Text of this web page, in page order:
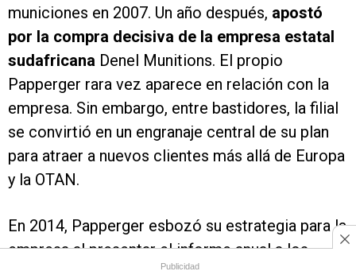
municiones en 2007. Un año después, apostó
por la compra decisiva de la empresa estatal
sudafricana Denel Munitions. El propio
Papperger rara vez aparece en relación con la
empresa. Sin embargo, entre bastidores, la filial
se convirtió en un engranaje central de su plan
para atraer a nuevos clientes más allá de Europa
y la OTAN.
En 2014, Papperger esbozó su estrategia para la
empresa al presentar el informe anual a los
Publicidad